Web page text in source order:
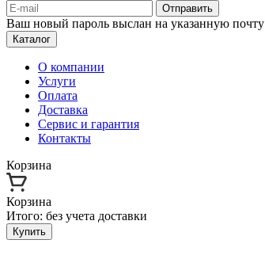
Отправить
Ваш новый пароль выслан на указанную почту
Каталог
О компании
Услуги
Оплата
Доставка
Сервис и гарантия
Контакты
Корзина
Корзина
Итого: без учета доставки
Купить